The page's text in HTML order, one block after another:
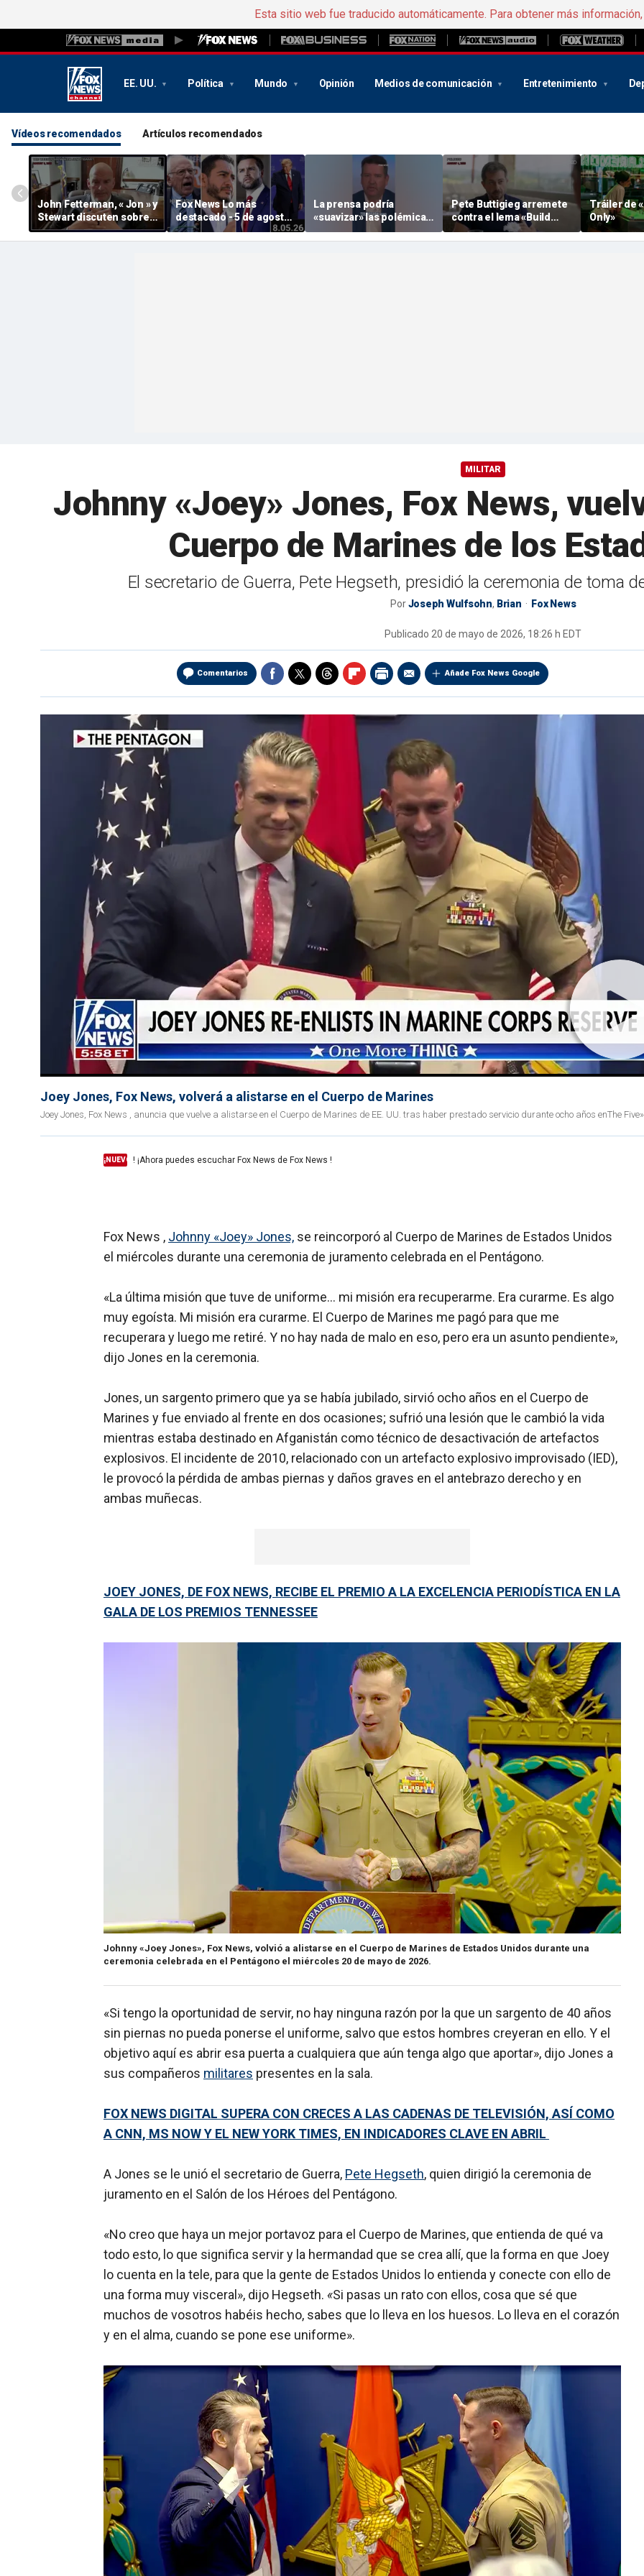
Esta sitio web fue traducido automáticamente. Para obtener más
EE. UU. Política Mundo Opinión Medios de comunicación Entretenimiento
Vídeos recomendados Artículos recomendados
John Fetterman, « Jon » y
Stewart discuten sobre
el apoyo a Israel
Fox News Lo más
destacado - 5 de agosto
de 2026
La prensa podría
«suavizar» las polémicas
sobre El-Sayed y Piker
para que los demócratas
Pete Buttigieg arremete
contra el lema «Build
Back Better» de « Biden »
en medio de los rumores
Tráiler de
Only»
MILITAR
Johnny «Joey» Jones, Fox News,
Cuerpo de Marines de los
El secretario de Guerra, Pete Hegseth, presidió la ceremonia de toma
PorJoseph Wulfsohn, Brian Fox News
Publicado 20 de mayo de 2026, 18:26 h EDT
Comentarios Añade Fox News Google
Joey Jones, Fox News, volverá a alistarse en el Cuerpo de Marines
Joey Jones, Fox News , anuncia que vuelve a alistarse en el Cuerpo de Marines de EE. UU. tras haber prestado servicio durante ocho años enThe
¡NUEVO ! ¡Ahora puedes escuchar Fox News de Fox News !
Fox News , Johnny «Joey» Jones, se reincorporó al Cuerpo de Marines de Estados Unidos
el miércoles durante una ceremonia de juramento celebrada en el Pentágono.
«La última misión que tuve de uniforme... mi misión era recuperarme. Era curarme. Es algo
muy egoísta. Mi misión era curarme. El Cuerpo de Marines me pagó para que me
recuperara y luego me retiré. Y no hay nada de malo en eso, pero era un asunto pendiente»,
dijo Jones en la ceremonia.
Jones, un sargento primero que ya se había jubilado, sirvió ocho años en el Cuerpo de
Marines y fue enviado al frente en dos ocasiones; sufrió una lesión que le cambió la vida
mientras estaba destinado en Afganistán como técnico de desactivación de artefactos
explosivos. El incidente de 2010, relacionado con un artefacto explosivo improvisado (IED),
le provocó la pérdida de ambas piernas y daños graves en el antebrazo derecho y en
ambas muñecas.
JOEY JONES, DE FOX NEWS, RECIBE EL PREMIO A LA EXCELENCIA PERIODÍSTICA EN LA
GALA DE LOS PREMIOS TENNESSEE
Johnny «Joey Jones», Fox News, volvió a alistarse en el Cuerpo de Marines de Estados Unidos durante una
ceremonia celebrada en el Pentágono el miércoles 20 de mayo de 2026.
«Si tengo la oportunidad de servir, no hay ninguna razón por la que un sargento de 40 años
sin piernas no pueda ponerse el uniforme, salvo que estos hombres creyeran en ello. Y el
objetivo aquí es abrir esa puerta a cualquiera que aún tenga algo que aportar», dijo Jones a
sus compañeros militares presentes en la sala.
FOX NEWS DIGITAL SUPERA CON CRECES A LAS CADENAS DE TELEVISIÓN, ASÍ COMO
A CNN, MS NOW Y EL NEW YORK TIMES, EN INDICADORES CLAVE EN ABRIL
A Jones se le unió el secretario de Guerra, Pete Hegseth, quien dirigió la ceremonia de
juramento en el Salón de los Héroes del Pentágono.
«No creo que haya un mejor portavoz para el Cuerpo de Marines, que entienda de qué va
todo esto, lo que significa servir y la hermandad que se crea allí, que la forma en que Joey
lo cuenta en la tele, para que la gente de Estados Unidos lo entienda y conecte con ello de
una forma muy visceral», dijo Hegseth. «Si pasas un rato con ellos, cosa que sé que
muchos de vosotros habéis hecho, sabes que lo lleva en los huesos. Lo lleva en el corazón
y en el alma, cuando se pone ese uniforme».